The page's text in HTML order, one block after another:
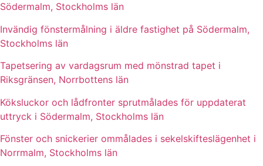
Södermalm, Stockholms län
Invändig fönstermålning i äldre fastighet på Södermalm,
Stockholms län
Tapetsering av vardagsrum med mönstrad tapet i
Riksgränsen, Norrbottens län
Köksluckor och lådfronter sprutmålades för uppdaterat
uttryck i Södermalm, Stockholms län
Fönster och snickerier ommålades i sekelskifteslägenhet i
Norrmalm, Stockholms län